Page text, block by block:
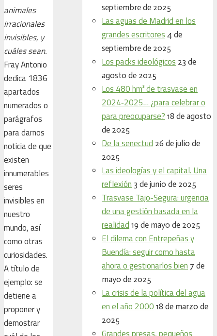
animales
irracionales
invisibles, y
cuáles sean.
Fray Antonio
dedica 1836
apartados
numerados o
parágrafos
para darnos
noticia de que
existen
innumerables
seres
invisibles en
nuestro
mundo, así
como otras
curiosidades.
A título de
ejemplo: se
detiene a
proponer y
demostrar
septiembre de 2025
Las aguas de Madrid en los
grandes escritores 4 de
septiembre de 2025
Los packs ideológicos 23 de
agosto de 2025
Los 480 hm³ de trasvase en
2024‑2025… ¿para celebrar o
para preocuparse? 18 de agosto
de 2025
De la senectud 26 de julio de
2025
Las ideologías y el capital. Una
reflexión 3 de junio de 2025
Trasvase Tajo-Segura: urgencia
de una gestión basada en la
realidad 19 de mayo de 2025
El dilema con Entrepeñas y
Buendía: seguir como hasta
ahora o gestionarlos bien 7 de
mayo de 2025
La crisis de la política del agua
en el año 2000 18 de marzo de
2025